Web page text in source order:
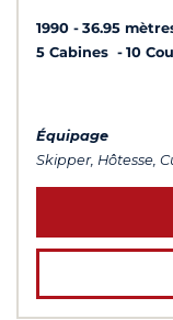
1990
36.95
5 Cabines
10
Équipage
Skipper, Hôtesse,